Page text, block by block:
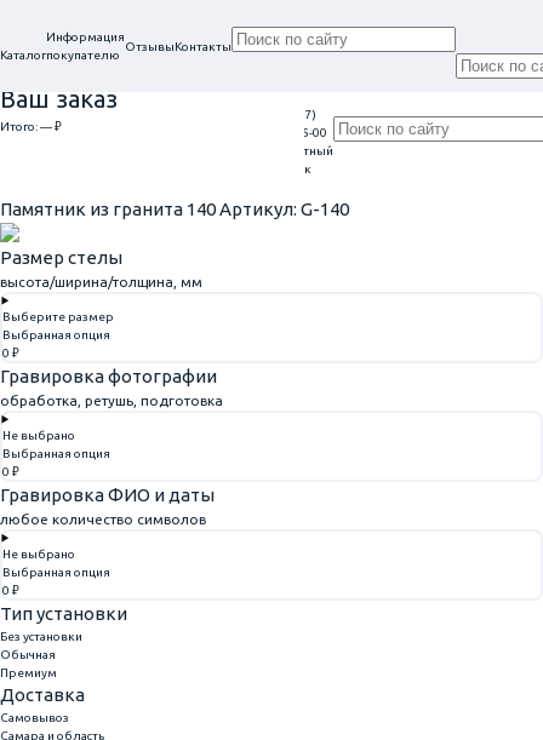
Каталог
Информация
покупателю
ОтзывыКонтакты
Ваш заказ
Итого:— ₽
Проконсультируем
+7 (917)
113-05-00
Обратный
звонок
Памятник из гранита 140Артикул: G-140
Размер стелы
высота/ширина/толщина, мм
Выберите размер
Выбранная опция
0 ₽
Гравировка фотографии
обработка, ретушь, подготовка
Не выбрано
Выбранная опция
0 ₽
Гравировка ФИО и даты
любое количество символов
Не выбрано
Выбранная опция
0 ₽
Тип установки
Без установки
Обычная
Премиум
Доставка
Самовывоз
Самара и область